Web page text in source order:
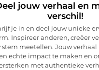
jouw verhaal en
verschil!
je in en deel jouw unieke
Inspireer anderen, creëer
stem meetellen. Jouw verhaal
echte impact te maken en
met authentieke